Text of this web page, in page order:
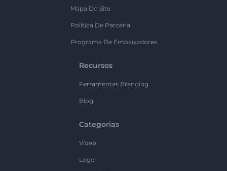
Mapa Do Site
Política De Parceria
Programa De Embaixadores
Recursos
Ferramentas Branding
Blog
Categorias
Vídeo
Logo